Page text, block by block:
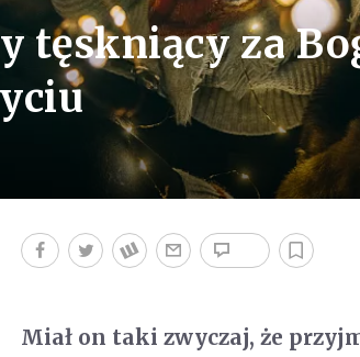
tęskniący za
Miał on taki zwyczaj, że